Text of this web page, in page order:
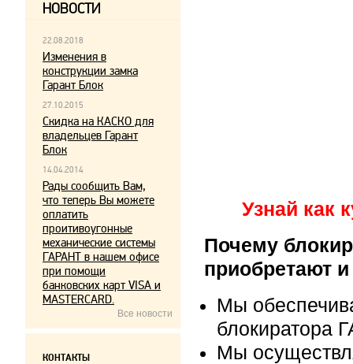
Узнай как
Почему
приобретают
Мы
блокиратора
Мы
НОВОСТИ
22.08.2018
Изменения в
конструкции замка
Гарант Блок
27.10.2015
Скидка на КАСКО для
владельцев Гарант
Блок
14.04.2014
Рады сообщить Вам,
что теперь Вы можете
оплатить
проитивоугонные
механические системы
ГАРАНТ в нашем офисе
при помощи
банковских карт VISA и
MASTERCARD.
Все новости
КОНТАКТЫ